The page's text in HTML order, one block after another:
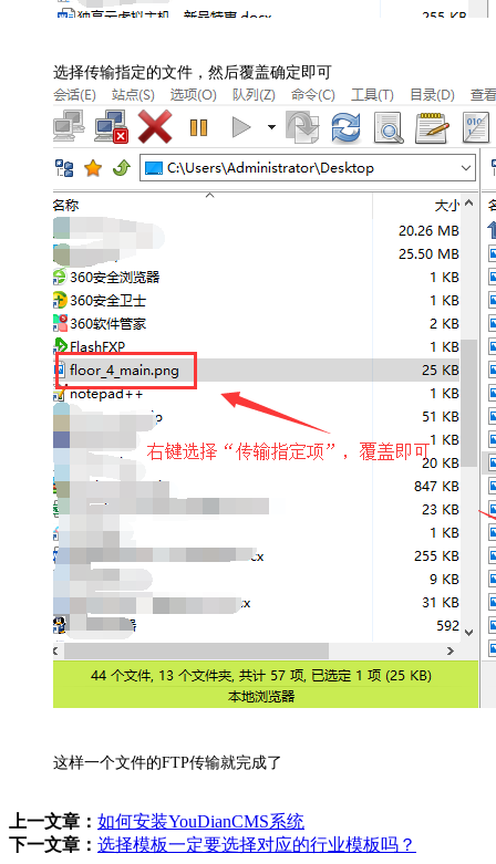
选择传输指定的文件，然后覆盖确定即可
这样一个文件的FTP传输就完成了
上一文章： 如何安装YouDianCMS系统
下一文章： 选择模板一定要选择对应的行业模板吗？